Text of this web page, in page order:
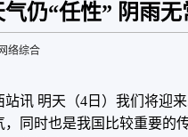
仍“任性” 阴雨
网络综合
站讯 明天（4日）我们将
，同时也是我国比较重要的